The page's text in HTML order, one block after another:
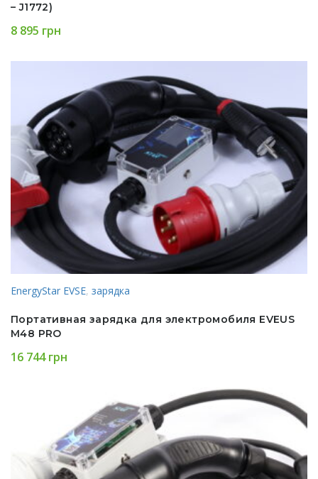
– J1772)
8 895 грн
EnergyStar EVSE, зарядка
Портативная зарядка для электромобиля EVEUS
M48 PRO
16 744грн